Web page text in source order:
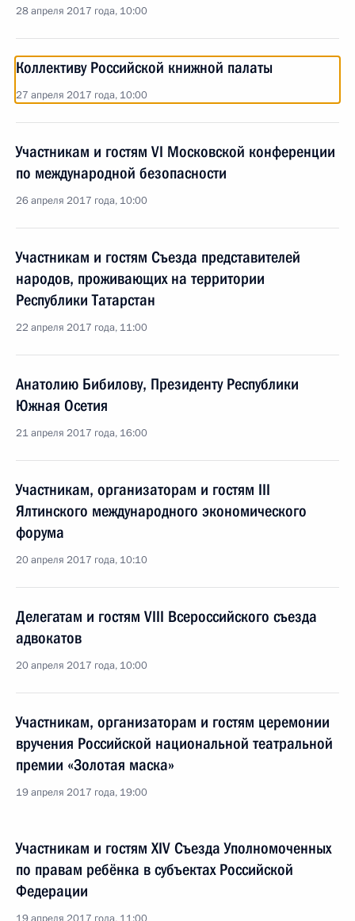
28 апреля 2017 года, 10:00
Коллективу Российской книжной палаты
27 апреля 2017 года, 10:00
Участникам и гостям VI Московской конференции
по международной безопасности
26 апреля 2017 года, 10:00
Участникам и гостям Съезда представителей
народов, проживающих на территории
Республики Татарстан
22 апреля 2017 года, 11:00
Анатолию Бибилову, Президенту Республики
Южная Осетия
21 апреля 2017 года, 16:00
Участникам, организаторам и гостям III
Ялтинского международного экономического
форума
20 апреля 2017 года, 10:10
Делегатам и гостям VIII Всероссийского съезда
адвокатов
20 апреля 2017 года, 10:00
Участникам, организаторам и гостям церемонии
вручения Российской национальной театральной
премии «Золотая маска»
19 апреля 2017 года, 19:00
Участникам и гостям XIV Съезда Уполномоченных
по правам ребёнка в субъектах Российской
Федерации